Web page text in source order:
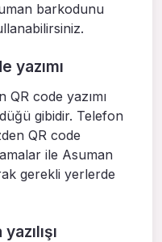
barkodunu
yazımı
QR code yazımı
gibidir. Telefon
QR code
ile Asuman
gerekli yerlerde